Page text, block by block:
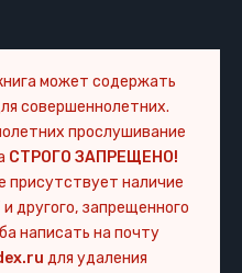
может содержать
совершеннолетних.
прослушивание
СТРОГО ЗАПРЕЩЕНО!
присутствует наличие
другого, запрещенного
написать на почту
для удаления